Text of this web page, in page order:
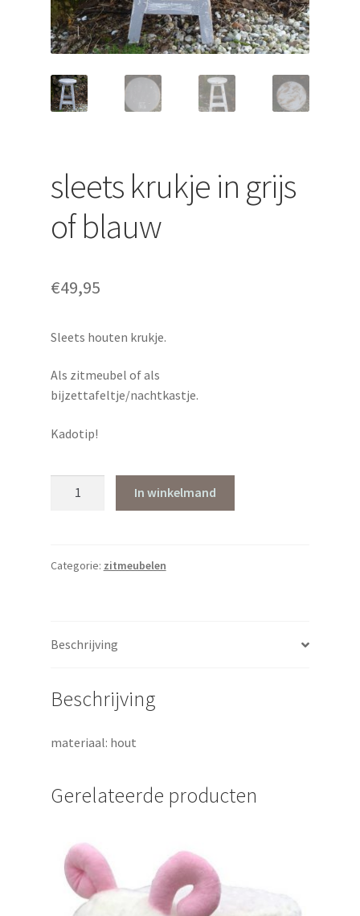
sleets krukje in grijs
of blauw
€49,95
Sleets houten krukje.
Als zitmeubel of als
bijzettafeltje/nachtkastje.
Kadotip!
of
In winkelmand
Categorie: zitmeubelen
Beschrijving
Beschrijving
materiaal: hout
Gerelateerde producten